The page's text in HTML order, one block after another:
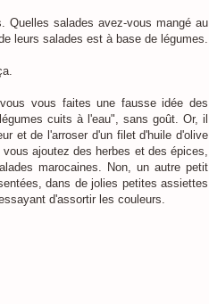
salades avez-vous mangé au
leurs salades est à base de légumes.
vous faites une fausse idée des
cuits à l'eau", sans goût. Or, il
et de l'arroser d'un filet d'huile d'olive
ajoutez des herbes et des épices,
marocaines. Non, un autre petit
dans de jolies petites assiettes
d'assortir les couleurs.